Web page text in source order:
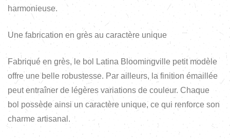
harmonieuse.
Une fabrication en grès au caractère unique
Fabriqué en grès, le bol Latina Bloomingville petit modèle
offre une belle robustesse. Par ailleurs, la finition émaillée
peut entraîner de légères variations de couleur. Chaque
bol possède ainsi un caractère unique, ce qui renforce son
charme artisanal.